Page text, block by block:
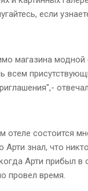
если
магазина
всем
состоится
знал, что
Арти прибыл
провел время.